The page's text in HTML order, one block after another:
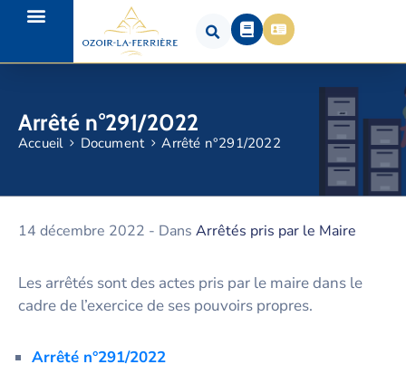
Arrêté n°291/2022
Accueil Document Arrêté n°291/2022
14 décembre 2022 - Dans Arrêtés pris par le Maire
Les arrêtés sont des actes pris par le maire dans le
cadre de l’exercice de ses pouvoirs propres.
Arrêté n°291/2022